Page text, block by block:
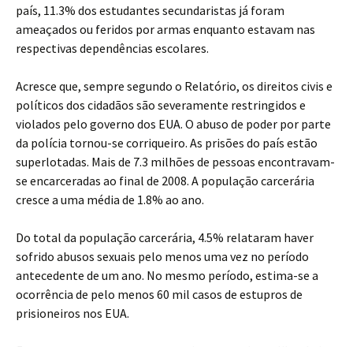
país, 11.3% dos estudantes secundaristas já foram
ameaçados ou feridos por armas enquanto estavam nas
respectivas dependências escolares.
Acresce que, sempre segundo o Relatório, os direitos civis e
políticos dos cidadãos são severamente restringidos e
violados pelo governo dos EUA. O abuso de poder por parte
da polícia tornou-se corriqueiro. As prisões do país estão
superlotadas. Mais de 7.3 milhões de pessoas encontravam-
se encarceradas ao final de 2008. A população carcerária
cresce a uma média de 1.8% ao ano.
Do total da população carcerária, 4.5% relataram haver
sofrido abusos sexuais pelo menos uma vez no período
antecedente de um ano. No mesmo período, estima-se a
ocorrência de pelo menos 60 mil casos de estupros de
prisioneiros nos EUA.